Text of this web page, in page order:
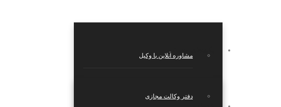
مشاوره آنلاین با وکیل
دفتر وکالت مجازی
پکیج‌های حقوقی